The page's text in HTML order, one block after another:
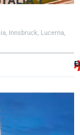
Innsbruck, Lucerna,